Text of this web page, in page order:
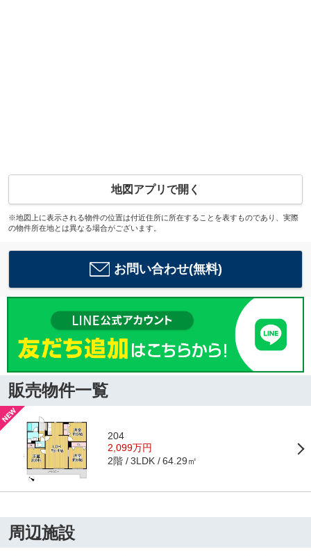
地図アプリで開く
※地図上に表示される物件の位置は付近住所に所在することを表すものであり、実際
の物件所在地とは異なる場合がございます。
お問い合わせ(無料)
販売物件一覧
204
2,099万円
2階 3LDK 64.29㎡
周辺施設